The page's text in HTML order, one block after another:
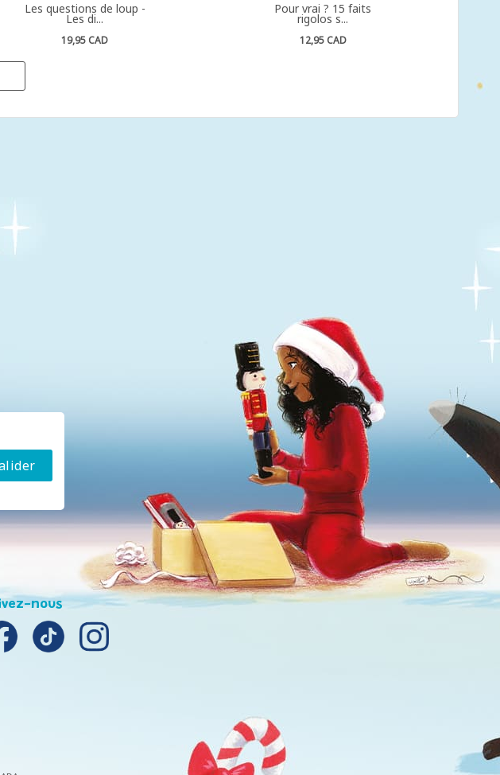
Les questions de loup -
Les di...
19,95 CAD
Pour vrai ? 15 faits
rigolos s...
12,95 CAD
nous